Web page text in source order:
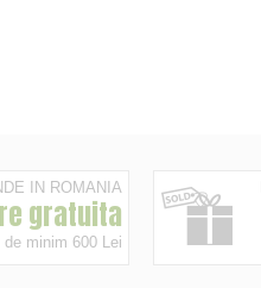
IN ROMANIA
gratuita
minim 600 Lei